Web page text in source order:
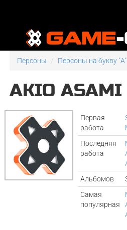
Персоны Персоны на букву "A"
AKIO ASAMI
Первая
работа
Последняя
работа
Альбомов
Самая
популярная